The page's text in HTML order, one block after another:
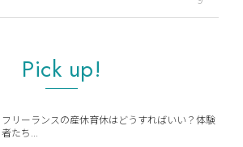
Pick up!
フリーランスの産休育休はどうすればいい？体験
者たち...